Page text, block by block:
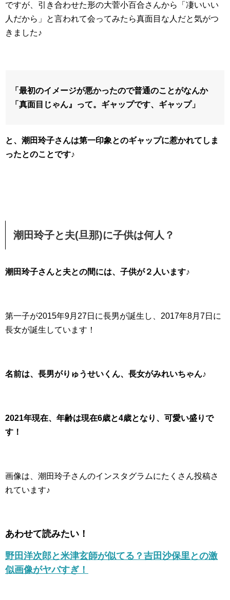
ですが、引き合わせた形の大菅小百合さんから「凄いいい
人だから」と言われて会ってみたら真面目な人だと気がつ
きました♪
「最初のイメージが悪かったので普通のことがなんか
「真面目じゃん』って。ギャップです、ギャップ」
と、潮田玲子さんは第一印象とのギャップに惹かれてしま
ったとのことです♪
潮田玲子と夫(旦那)に子供は何人？
潮田玲子さんと夫との間には、子供が２人います♪
第一子が2015年9月27日に長男が誕生し、2017年8月7日に
長女が誕生しています！
名前は、長男がりゅうせいくん、長女がみれいちゃん♪
2021年現在、年齢は現在6歳と4歳となり、可愛い盛りで
す！
画像は、潮田玲子さんのインスタグラムにたくさん投稿さ
れています♪
あわせて読みたい！
野田洋次郎と米津玄師が似てる？吉田沙保里との激
似画像がヤバすぎ！